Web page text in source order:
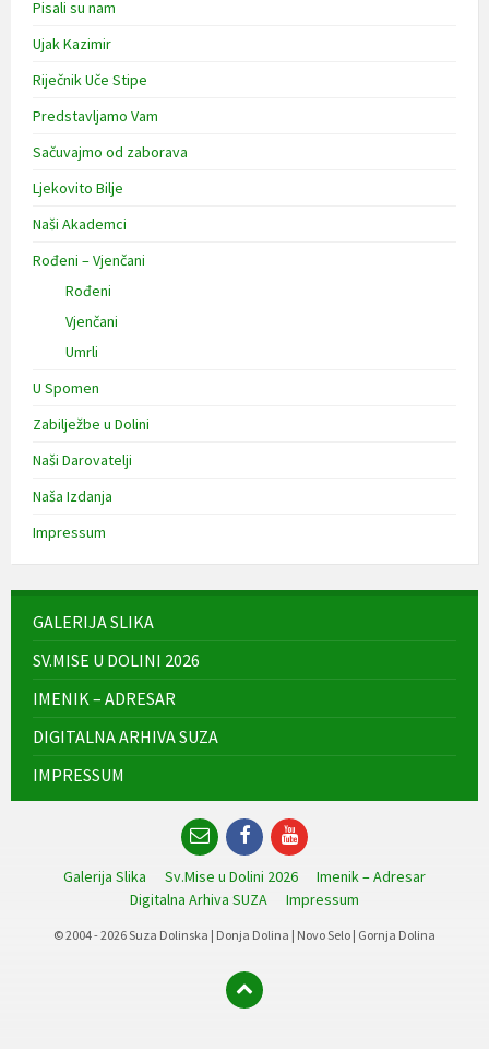
Pisali su nam
Ujak Kazimir
Riječnik Uče Stipe
Predstavljamo Vam
Sačuvajmo od zaborava
Ljekovito Bilje
Naši Akademci
Rođeni – Vjenčani
Rođeni
Vjenčani
Umrli
U Spomen
Zabilježbe u Dolini
Naši Darovatelji
Naša Izdanja
Impressum
GALERIJA SLIKA
SV.MISE U DOLINI 2026
IMENIK – ADRESAR
DIGITALNA ARHIVA SUZA
IMPRESSUM
EmailFacebookYouTube
Galerija Slika Sv.Mise u Dolini 2026
Imenik – Adresar
Digitalna Arhiva SUZA
Impressum
© 2004 - 2026 Suza Dolinska | Donja Dolina | Novo Selo | Gornja Dolina